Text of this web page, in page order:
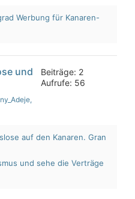
Werbung für Kanaren-
und
,
Beiträge: 2
Aufrufe: 56
auf den Kanaren. Gran
und sehe die Verträge